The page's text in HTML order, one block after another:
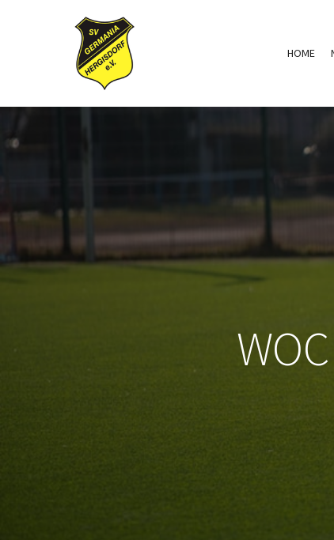
HOME